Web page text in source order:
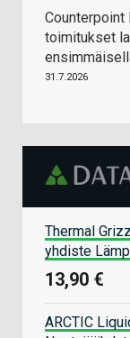
toimitukset
31.7.2026
Thermal
yhdiste
13,90 €
ARCTIC